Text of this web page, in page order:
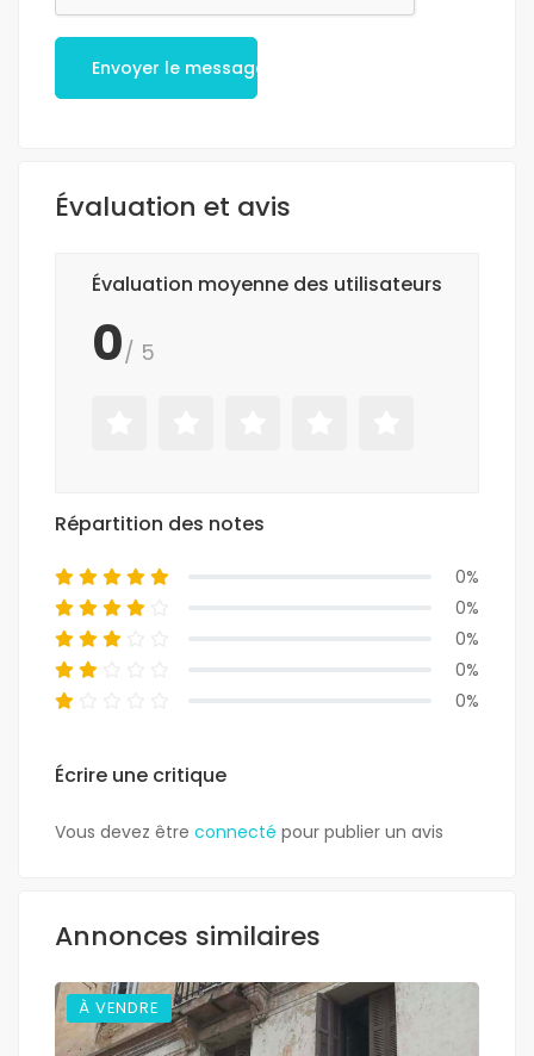
Envoyer le message
Évaluation et avis
Évaluation moyenne des utilisateurs
0/ 5
Répartition des notes
0%
0%
0%
0%
0%
Écrire une critique
Vous devez être connecté pour publier un avis
Annonces similaires
À VENDRE